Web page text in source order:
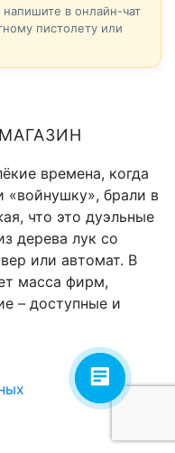
в онлайн-чат
пистолету или
времена, когда
«войнушку», брали в
что это дуэльные
дерева лук со
или автомат. В
масса фирм,
– доступные и